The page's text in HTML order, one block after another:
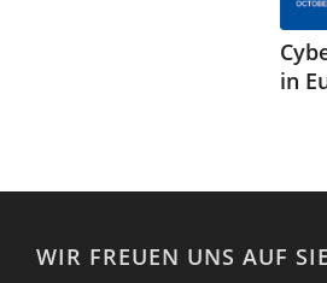
in
WIR FREUEN UNS AUF